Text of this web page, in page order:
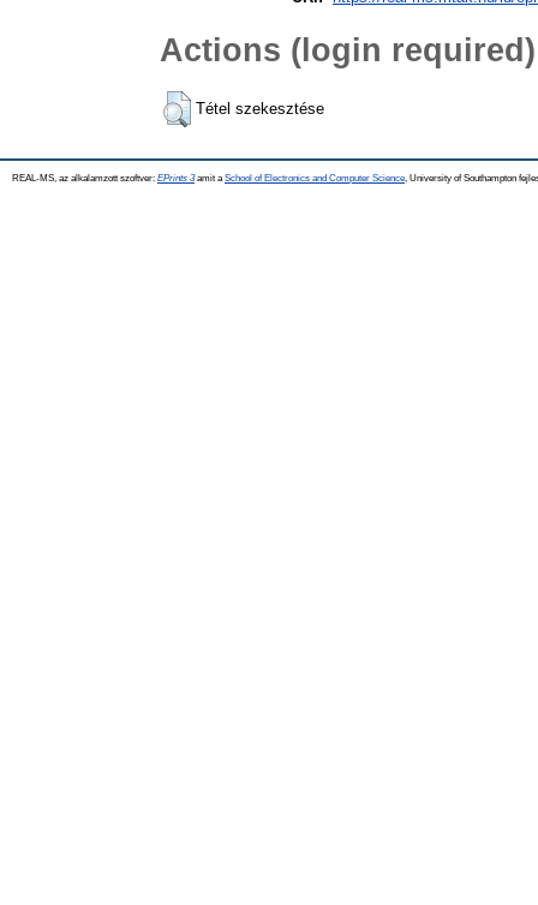
Actions (login required)
Tétel szekesztése
REAL-MS, az alkalamzott szoftver: EPrints 3amit a School of Electronics and Computer Science , University of Southampton